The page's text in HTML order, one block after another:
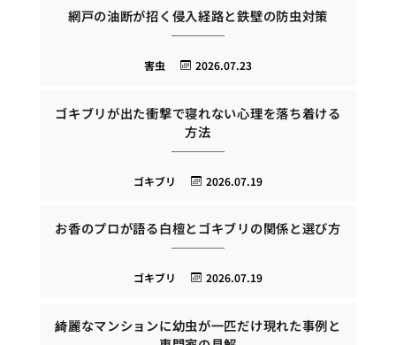
網戸の油断が招く侵入経路と鉄壁の防虫対策
2026.07.23
害虫
ゴキブリが出た衝撃で寝れない心理を落ち着ける
方法
2026.07.19
ゴキブリ
お香のプロが語る白檀とゴキブリの関係と選び方
2026.07.19
ゴキブリ
綺麗なマンションに幼虫が一匹だけ現れた事例と